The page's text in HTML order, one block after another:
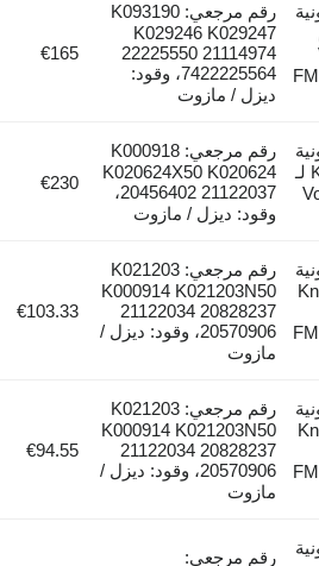
رقم مرجعي: K093190
K029246 K029247
22225550 21114974
7422225564، وقود:
ديزل / مازوت
رقم مرجعي: K000918
K020624X50 K020624
20456402 21122037،
وقود: ديزل / مازوت
€230
رقم مرجعي: K021203
K000914 K021203N50
21122034 20828237
20570906، وقود: ديزل /
مازوت
€103.33
رقم مرجعي: K021203
K000914 K021203N50
21122034 20828237
20570906، وقود: ديزل /
مازوت
€94.55
رقم مرجعي: